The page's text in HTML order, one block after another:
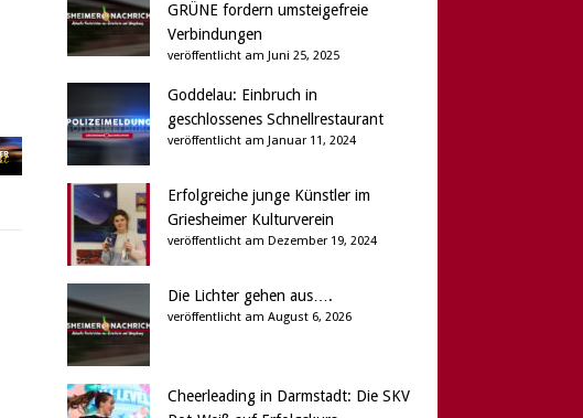
GRÜNE fordern umsteigefreie
Verbindungen
veröffentlicht am Juni 25, 2025
Goddelau: Einbruch in
geschlossenes Schnellrestaurant
veröffentlicht am Januar 11, 2024
Erfolgreiche junge Künstler im
Griesheimer Kulturverein
veröffentlicht am Dezember 19, 2024
Die Lichter gehen aus….
veröffentlicht am August 6, 2026
Cheerleading in Darmstadt: Die SKV